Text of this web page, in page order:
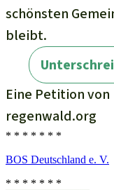
* * * * * * *
BOS Deutschland e. V.
* * * * * * *